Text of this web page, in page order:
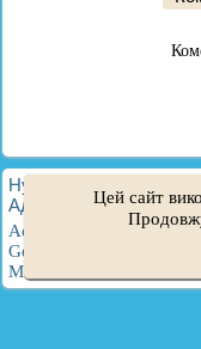
HyundaiBook.ru © 2018-
Адміністрація·Пошук
Accent 1 Accent 2·
Getz
Matrix
Цей сайт